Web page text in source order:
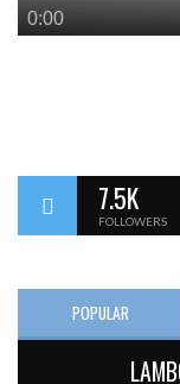
7.5K
FOLLOWERS
POPULAR